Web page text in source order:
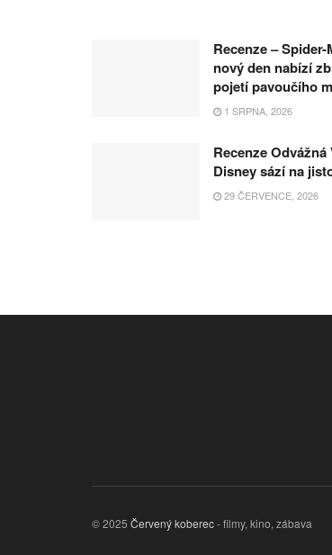
Recenze –
nový den nabízí
pojetí pavoučího
1 SRPNA, 2026
Recenze Odvážná
Disney sází na
29 ČERVENCE, 2026
© 2025 Červený koberec- filmy, kino, zábava